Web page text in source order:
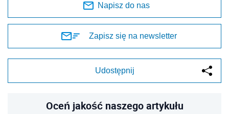
Napisz do nas
Zapisz się na newsletter
Udostępnij
Oceń jakość naszego artykułu